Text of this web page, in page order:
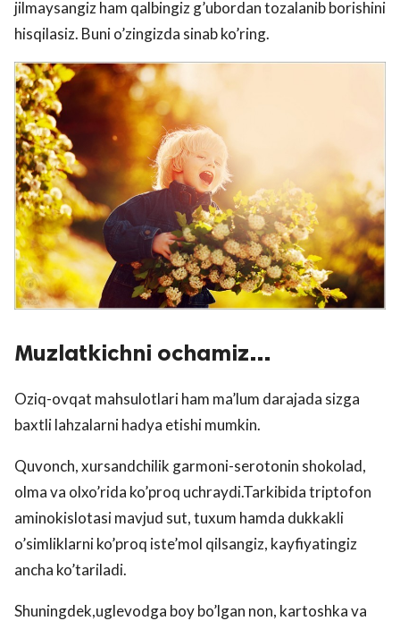
jilmaysangiz ham qalbingiz g’ubordan tozalanib borishini
hisqilasiz. Buni o’zingizda sinab ko’ring.
Muzlatkichni ochamiz…
Oziq-ovqat mahsulotlari ham ma’lum darajada sizga
baxtli lahzalarni hadya etishi mumkin.
Quvonch, xursandchilik garmoni-serotonin shokolad,
olma va olxo’rida ko’proq uchraydi.Tarkibida triptofon
aminokislotasi mavjud sut, tuxum hamda dukkakli
o’simliklarni ko’proq iste’mol qilsangiz, kayfiyatingiz
ancha ko’tariladi.
Shuningdek,uglevodga boy bo’lgan non, kartoshka va